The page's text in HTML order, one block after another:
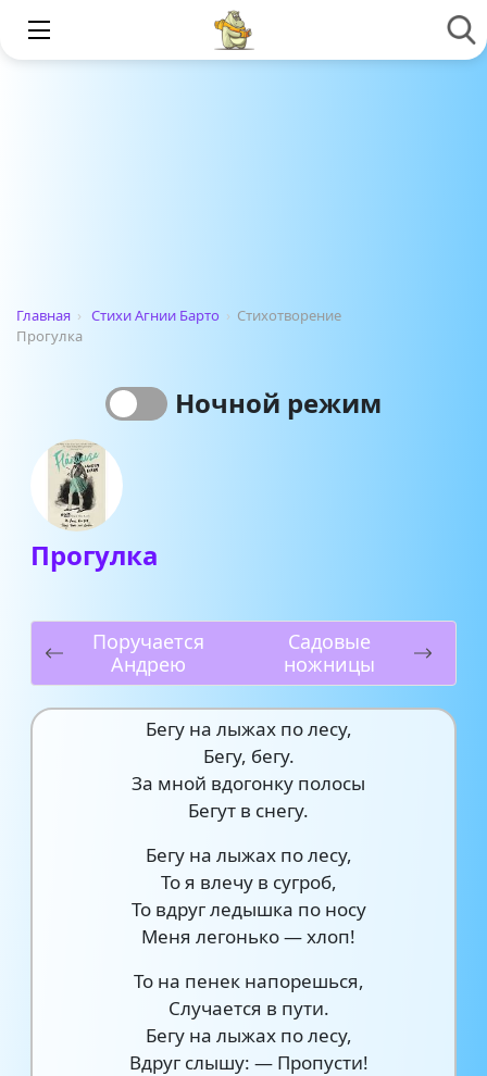
Главная › Стихи Агнии Барто › Стихотворение
Прогулка
Ночной режим
Прогулка
Поручается
Андрею
Садовые
ножницы
Бегу на лыжах по лесу,
Бегу, бегу.
За мной вдогонку полосы
Бегут в снегу.
Бегу на лыжах по лесу,
То я влечу в сугроб,
То вдруг ледышка по носу
Меня легонько — хлоп!
То на пенек напорешься,
Случается в пути.
Бегу на лыжах по лесу,
Вдруг слышу: — Пропусти!